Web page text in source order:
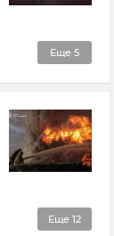
Еще 5
Еще 12